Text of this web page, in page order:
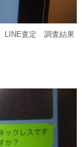
LINE査定 調査結果